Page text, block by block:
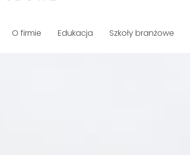
O firmie Edukacja Szkoły branżowe